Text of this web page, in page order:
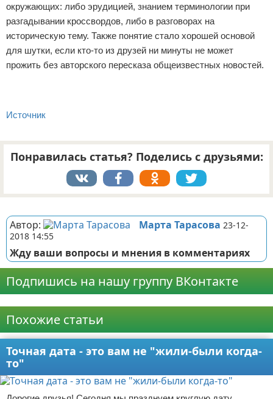
окружающих: либо эрудицией, знанием терминологии при
разгадывании кроссвордов, либо в разговорах на
историческую тему. Также понятие стало хорошей основой
для шутки, если кто-то из друзей ни минуты не может
прожить без авторского пересказа общеизвестных новостей.
Источник
Понравилась статья? Поделись с друзьями:
Автор: Марта Тарасова 23-12-
2018 14:55
Жду ваши вопросы и мнения в комментариях
Подпишись на нашу группу ВКонтакте
Похожие статьи
Точная дата - это вам не "жили-были когда-
то"